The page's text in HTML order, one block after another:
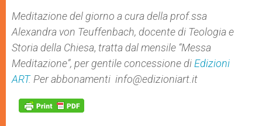
Meditazione del giorno a cura della prof.ssa
Alexandra von Teuffenbach, docente di Teologia e
Storia della Chiesa, tratta dal mensile “Messa
Meditazione”, per gentile concessione di Edizioni
ART. Per abbonamenti info@edizioniart.it